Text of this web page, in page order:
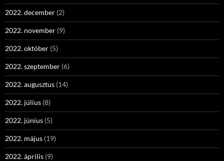
2022. december (2)
2022. november (9)
2022. október (5)
2022. szeptember (6)
2022. augusztus (14)
2022. július (8)
2022. június (5)
2022. május (19)
2022. április (9)